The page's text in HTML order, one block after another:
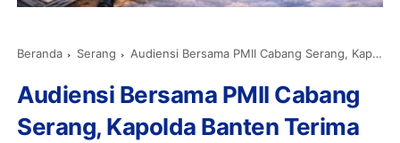
Beranda Serang Audiensi Bersama PMII Cabang Serang, Kapolda Banten Terima Aspirasi Mahasiswa
Audiensi Bersama PMII Cabang
Serang, Kapolda Banten Terima